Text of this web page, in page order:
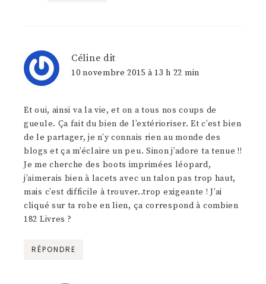
Céline dit
10 novembre 2015 à 13 h 22 min
Et oui, ainsi va la vie, et on a tous nos coups de
gueule. Ça fait du bien de l’extérioriser. Et c’est bien
de le partager, je n’y connais rien au monde des
blogs et ça m’éclaire un peu. Sinon j’adore ta tenue !!
Je me cherche des boots imprimées léopard,
j’aimerais bien à lacets avec un talon pas trop haut,
mais c’est difficile à trouver..trop exigeante ! J’ai
cliqué sur ta robe en lien, ça correspond à combien
182 Livres ?
RÉPONDRE